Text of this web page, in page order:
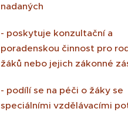
nadaných
- poskytuje konzultační a
poradenskou činnost pro
žáků nebo jejich zákonné
- podílí se na péči o žáky se
speciálními vzdělávacími